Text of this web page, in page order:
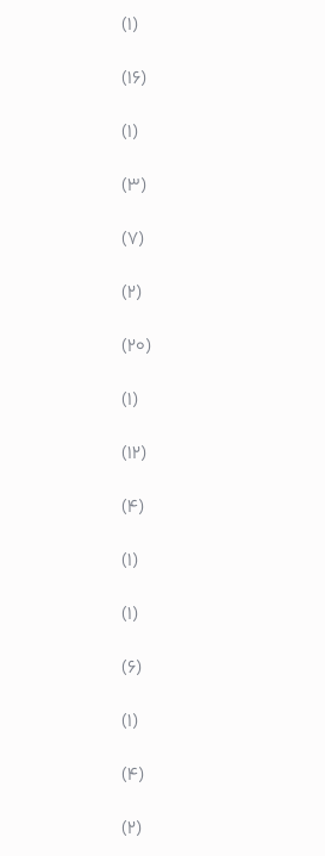
(1)
(16)
(1)
(3)
(7)
(2)
(20)
(1)
(12)
(4)
(1)
(1)
(6)
(1)
(4)
(2)